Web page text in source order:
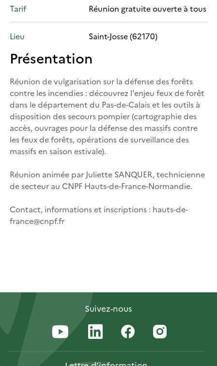
Tarif Réunion gratuite ouverte à tous
Lieu Saint-Josse (62170)
Présentation
Réunion de vulgarisation sur la défense des forêts
contre les incendies : découvrez l'enjeu feux de forêt
dans le département du Pas-de-Calais et les outils à
disposition des secours pompier (cartographie des
accès, ouvrages pour la défense des massifs contre
les feux de forêts, opérations de surveillance des
massifs en saison estivale).
Réunion animée par Juliette SANQUER, technicienne
de secteur au CNPF Hauts-de-France-Normandie.
Contact, informations et inscriptions : hauts-de-
france@cnpf.fr
Suivez-nous